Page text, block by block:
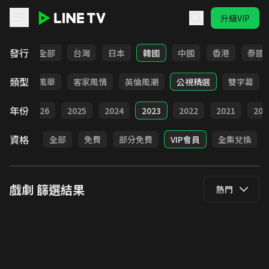
升級VIP
發行 全部 台灣 日本 韓國 中國 香港 泰國
類型台語風華 客家風情 英倫風潮 公視精選 雙字幕
年份
部 2026 2025 2024 2023 2022 2021
資格 全部 免費 部分免費 VIP會員 全集兌換
戲劇 篩選結果 熱門